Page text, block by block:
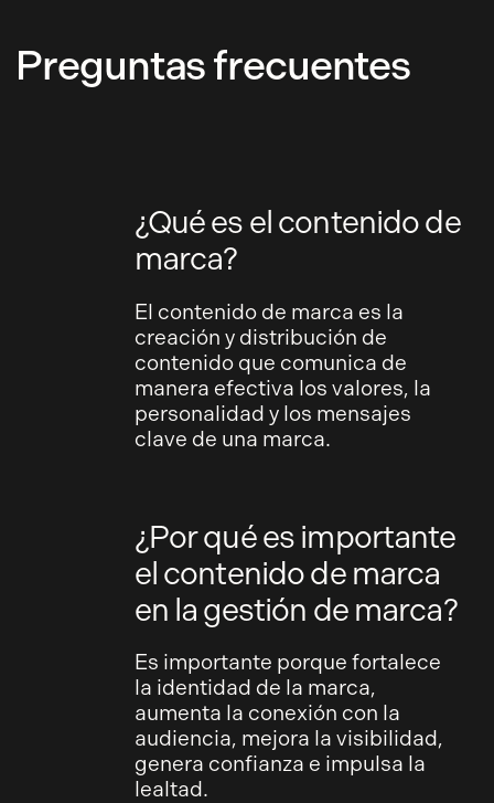
Preguntas frecuentes
¿Qué es el contenido de
marca?
El contenido de marca es la
creación y distribución de
contenido que comunica de
manera efectiva los valores, la
personalidad y los mensajes
clave de una marca.
¿Por qué es importante
el contenido de marca
en la gestión de marca?
Es importante porque fortalece
la identidad de la marca,
aumenta la conexión con la
audiencia, mejora la visibilidad,
genera confianza e impulsa la
lealtad.